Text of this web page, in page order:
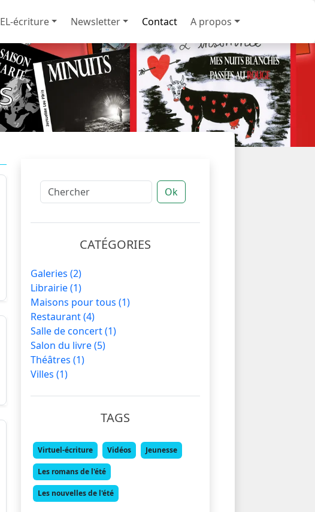
écriture Newsletter Contact A propos
Ok
CATÉGORIES
Galeries(2)
Librairie(1)
Maisons pour tous(1)
Restaurant(4)
Salle de concert(1)
Salon du livre(5)
Théâtres(1)
Villes(1)
TAGS
Virtuel-écriture Vidéos Jeunesse
Les romans de l'été
Les nouvelles de l'été